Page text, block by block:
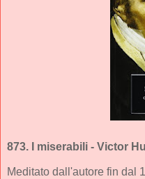
873. I miserabili - Victor
Meditato dall'autore fin dal